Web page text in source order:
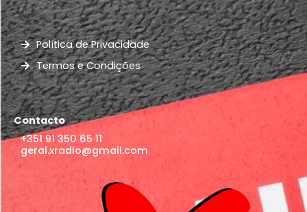
Política de Privacidade
Termos e Condições
Contacto
+351 91 350 65 11
geral.xradio@gmail.com